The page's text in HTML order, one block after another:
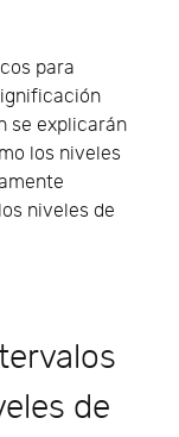
para
se explicarán
los niveles
niveles de
de